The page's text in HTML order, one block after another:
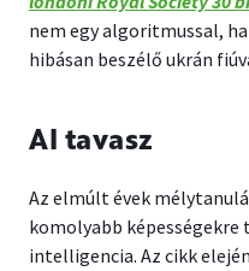
nem egy algoritmussal,
hibásan beszélő ukrán
AI tavasz
Az elmúlt évek
komolyabb
intelligencia. Az cikk